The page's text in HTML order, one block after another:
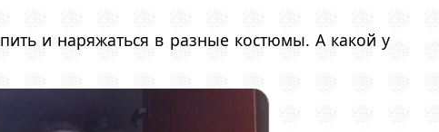
и наряжаться в разные костюмы. А какой у